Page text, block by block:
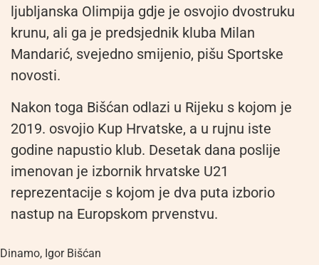
ljubljanska Olimpija gdje je osvojio dvostruku
krunu, ali ga je predsjednik kluba Milan
Mandarić, svejedno smijenio, pišu Sportske
novosti.
Nakon toga Bišćan odlazi u Rijeku s kojom je
2019. osvojio Kup Hrvatske, a u rujnu iste
godine napustio klub. Desetak dana poslije
imenovan je izbornik hrvatske U21
reprezentacije s kojom je dva puta izborio
nastup na Europskom prvenstvu.
Dinamo, Igor Bišćan